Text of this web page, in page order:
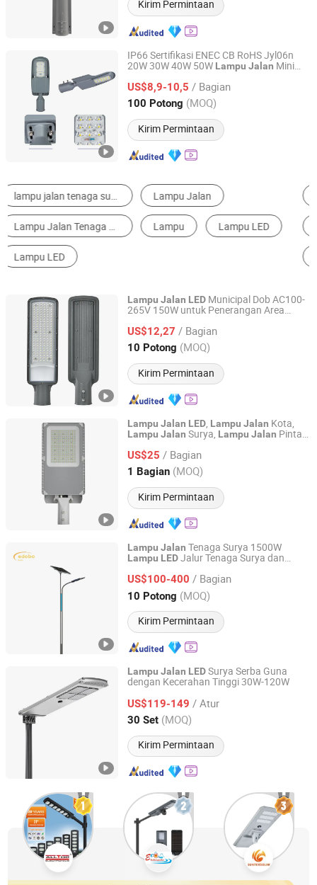
Kirim Permintaan
IP66 Sertifikasi ENEC CB RoHS Jyl06n
20W 30W 40W 50W Lampu Jalan Mini
US$8,9-10,5 / Bagian
100 Potong (MOQ)
Kirim Permintaan
Ningbo Stellar Technology Co., Ltd.
Zhejiang, China Harga mulai 2021
Lampu Surya Lampu Jalanan LED
Lampu Jalanan Lampu Panggung LED
Lampu Motif
Lampu Jalan LED Municipal Dob AC100-
265V 150W untuk Penerangan Area
US$12,27 / Bagian
10 Potong (MOQ)
Kirim Permintaan
Shenzhen Qinhan Lighting Co., Ltd.
Guangdong, China Harga mulai 2010
Lampu Jalan LED, Lampu Jalan Kota,
Lampu Jalan Surya, Lampu Jalan Pintar,
60W/80W90W/100W/120W/150W/180W/
US$25 / Bagian
1 Bagian (MOQ)
Kirim Permintaan
Jiangsu Intelligent Lighting Technology Co., Ltd.
Jiangsu, China Harga mulai 2023
Lampu Jalan Tenaga Surya 1500W
Lampu LEDJalur Tenaga Surya dan
US$100-400 / Bagian
10 Potong (MOQ)
Kirim Permintaan
Yantai Edobo Tech. Co., Ltd
Jiangsu, China Harga mulai 2024
Lampu Jalan LEDSurya Serba Guna
dengan Kecerahan Tinggi 30W-120W
US$119-149 / Atur
30 Set (MOQ)
Kirim Permintaan
Shenzhen Beatles Energy Technology Co., Ltd.
Guangdong, China Harga mulai 2025